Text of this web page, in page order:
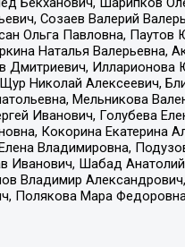
Созаев Валерий
Ольга Павловна, Паутов
Наталья Валерьевна,
Дмитриевич, Илларионова
Николай Алексеевич,
Мельникова
Иванович, Голубева
Кокорина Екатерина
Владимировна,
Иванович, Шабад
Владимир
Полякова Мара